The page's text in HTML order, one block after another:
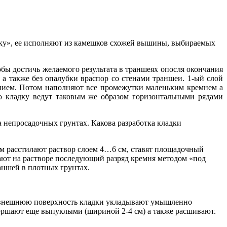
ее исполняют из камешков схожей вышины, выбираемых
достичь желаемого результата в траншеях опосля окончания
также без опалубки враспор со стенами траншеи. 1-ый слой
Потом наполняют все промежутки маленьким кремнем а
ведут таковым же образом горизонтальными рядами
грунтах. Какова разработка кладки
раствор слоем 4…6 см, ставят площадочный
на растворе последующий разряд кремня методом «под
в плотных грунтах.
поверхность кладки укладывают умышленно
еще выпуклыми (шириной 2-4 см) а также расшивают.